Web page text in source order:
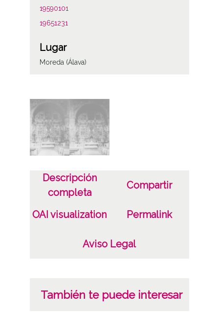
19590101
19651231
Lugar
Moreda (Álava)
ENC-PP-00587-00588
Licencia de las imágenes
CC BY-NC-SA 4.0
Descripción
completa
Compartir
OAI visualization Permalink
Aviso Legal
También te puede interesar